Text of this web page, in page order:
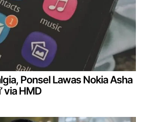
Ponsel Lawas Nokia Asha
via HMD